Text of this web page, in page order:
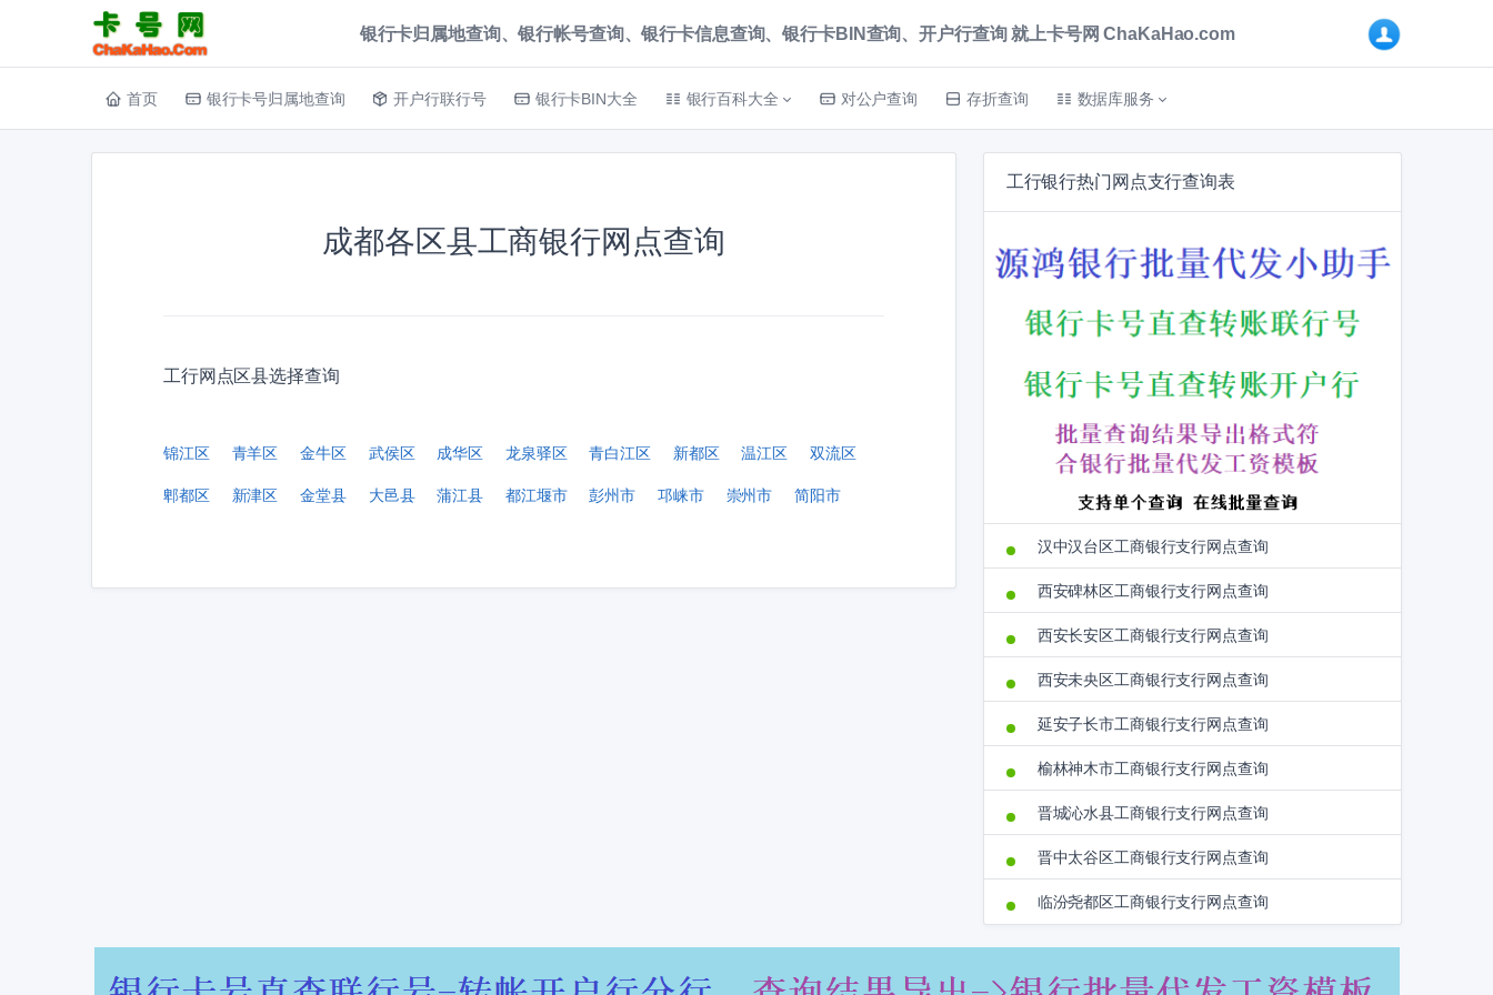
银行卡归属地查询、银行帐号查询、银行卡信息查询、银行卡BIN查询、开户行查询 就上卡号网 ChaKaHao.com
首页 银行卡号归属地查询 开户行联行号 银行卡BIN大全 银行百科大全 对公户查询 存折查询 数据库服务
成都各区县工商银行网点查询
工行网点区县选择查询
锦江区 青羊区 金牛区 武侯区 成华区 龙泉驿区 青白江区 新都区 温江区 双流区
郫都区 新津区 金堂县 大邑县 蒲江县 都江堰市 彭州市 邛崃市 崇州市 简阳市
工行银行热门网点支行查询表
汉中汉台区工商银行支行网点查询
西安碑林区工商银行支行网点查询
西安长安区工商银行支行网点查询
西安未央区工商银行支行网点查询
延安子长市工商银行支行网点查询
榆林神木市工商银行支行网点查询
晋城沁水县工商银行支行网点查询
晋中太谷区工商银行支行网点查询
临汾尧都区工商银行支行网点查询